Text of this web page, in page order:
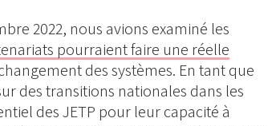
2022, nous avions examiné les
pourraient faire une réelle
des systèmes. En tant que
des transitions nationales dans les
des JETP pour leur capacité à